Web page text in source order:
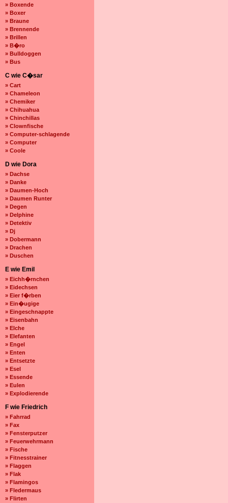
» Boxende
» Boxer
» Braune
» Brennende
» Brillen
» B�ro
» Bulldoggen
» Bus
C wie C�sar
» Cart
» Chameleon
» Chemiker
» Chihuahua
» Chinchillas
» Clownfische
» Computer-schlagende
» Computer
» Coole
D wie Dora
» Dachse
» Danke
» Daumen-Hoch
» Daumen Runter
» Degen
» Delphine
» Detektiv
» Dj
» Dobermann
» Drachen
» Duschen
E wie Emil
» Eichh�rnchen
» Eidechsen
» Eier f�rben
» Ein�ugige
» Eingeschnappte
» Eisenbahn
» Elche
» Elefanten
» Engel
» Enten
» Entsetzte
» Esel
» Essende
» Eulen
» Explodierende
F wie Friedrich
» Fahrrad
» Fax
» Fensterputzer
» Feuerwehrmann
» Fische
» Fitnesstrainer
» Flaggen
» Flak
» Flamingos
» Fledermaus
» Flirten